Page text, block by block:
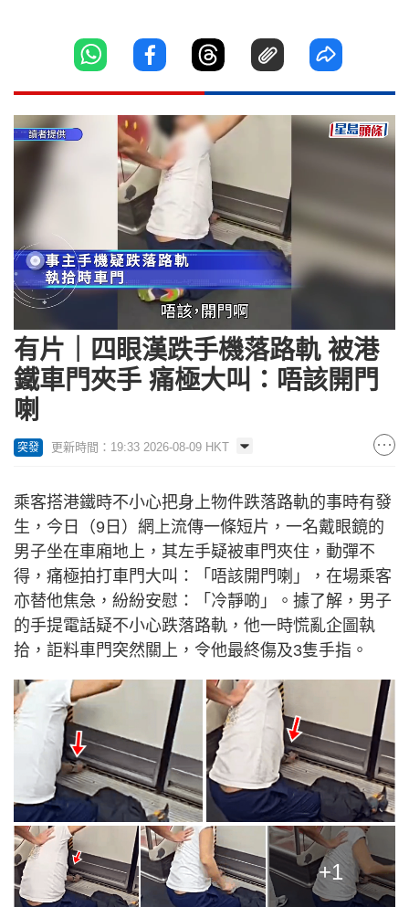
Loaded:
100.00%
有片｜四眼漢跌手機落路軌 被港
鐵車門夾手 痛極大叫：唔該開門
喇
突發 更新時間：19:33 2026-08-09 HKT
乘客搭港鐵時不小心把身上物件跌落路軌的事時有發
生，今日（9日）網上流傳一條短片，一名戴眼鏡的
男子坐在車廂地上，其左手疑被車門夾住，動彈不
得，痛極拍打車門大叫：「唔該開門喇」，在場乘客
亦替他焦急，紛紛安慰：「冷靜啲」。據了解，男子
的手提電話疑不小心跌落路軌，他一時慌亂企圖執
拾，詎料車門突然關上，令他最終傷及3隻手指。
+1